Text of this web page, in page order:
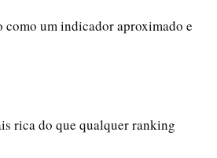
como um indicador aproximado e
rica do que qualquer ranking